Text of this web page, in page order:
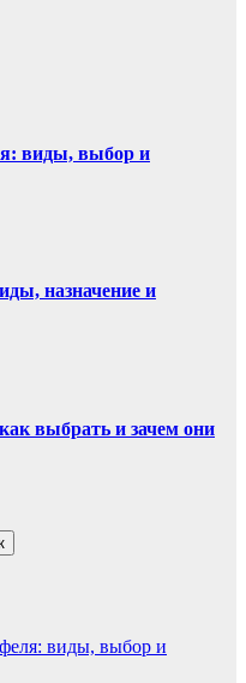
виды, выбор и
назначение и
выбрать и зачем они
виды, выбор и